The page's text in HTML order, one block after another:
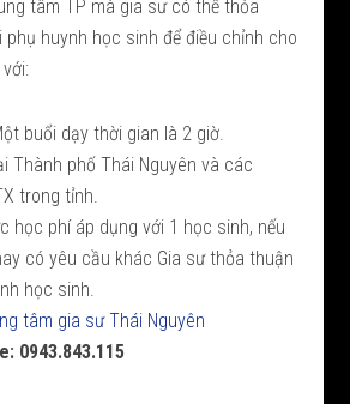
tâm TP mà gia sư có thể thỏa
huynh học sinh để điều chỉnh cho
buổi dạy thời gian là 2 giờ.
Thành phố Thái Nguyên và các
trong tỉnh.
học phí áp dụng với 1 học sinh, nếu
có yêu cầu khác Gia sư thỏa thuận
học sinh.
tâm gia sư Thái Nguyên
0943.843.115